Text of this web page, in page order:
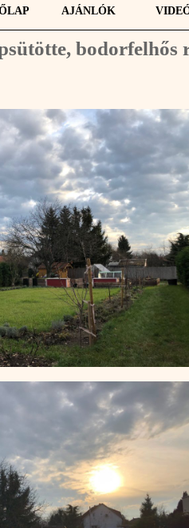
AJÁNLÓK
bodorfelhős